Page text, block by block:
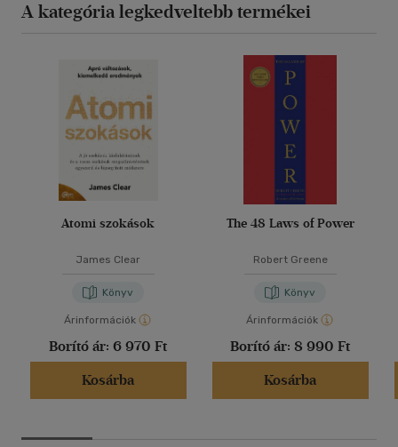
A kategória legkedveltebb termékei
Atomi szokások
James Clear
Könyv
Árinformációk
Borító ár: 6 970 Ft
Kosárba
The 48 Laws of Power
Robert Greene
Könyv
Árinformációk
Borító ár: 8 990 Ft
Kosárba